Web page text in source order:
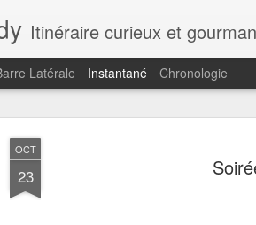
OCT
23
Itinéraire curieux et
Latérale Instantané Chronologie